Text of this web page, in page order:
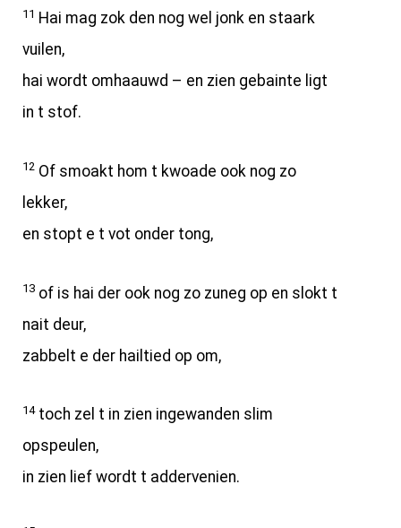
11 Hai mag zok den nog wel jonk en staark
vuilen,
hai wordt omhaauwd – en zien gebainte ligt
in t stof.
12 Of smoakt hom t kwoade ook nog zo
lekker,
en stopt e t vot onder tong,
13 of is hai der ook nog zo zuneg op en slokt t
nait deur,
zabbelt e der hailtied op om,
14toch zel t in zien ingewanden slim
opspeulen,
in zien lief wordt t addervenien.